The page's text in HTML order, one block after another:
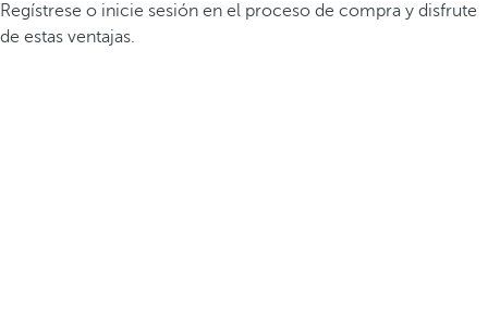
Regístrese o inicie sesión en el proceso de compra y disfrute
de estas ventajas.